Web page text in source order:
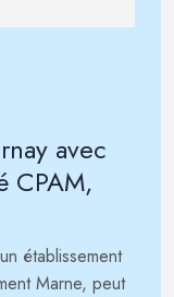
avec
CPAM,
établissement
Marne, peut